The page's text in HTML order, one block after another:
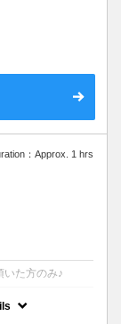
：Approx. 1 hrs
いた方のみ♪